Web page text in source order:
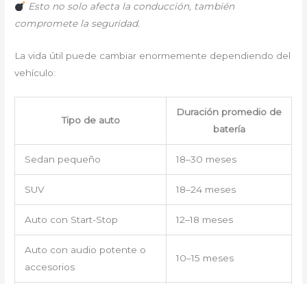
Esto no solo afecta la conducción, también
compromete la seguridad.
La vida útil puede cambiar enormemente dependiendo del
vehículo:
Tipo de auto
Duración promedio de
batería
Sedan pequeño 18–30 meses
SUV 18–24 meses
Auto con Start-Stop 12–18 meses
Auto con audio potente o
accesorios
10–15 meses